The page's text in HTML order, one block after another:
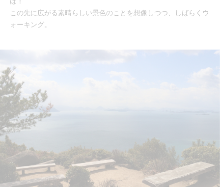
この先に広がる素晴らしい景色のことを想像しつつ、しばらくウ
ォーキング。